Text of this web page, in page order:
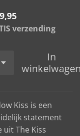
verzending
In
Kiss is een
statement
uit The Kiss